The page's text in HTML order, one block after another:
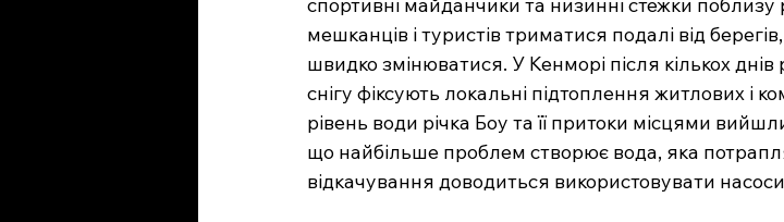
спортивні майданчики та низинні стежки поблизу
мешканців і туристів триматися подалі від
швидко змінюватися. У Кенморі після кількох
снігу фіксують локальні підтоплення житлових і
рівень води річка Боу та її притоки місцями
що найбільше проблем створює вода, яка
відкачування доводиться використовувати